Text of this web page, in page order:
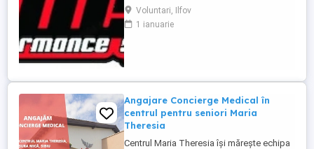
Cerinte:Foarte bune abilitati de
comunicare, Limba engleza nivel mediu
(scris vorbit), Experienta in utilizare PC
Voluntari, Ilfov
1 ianuarie
Angajare Concierge Medical în
centrul pentru seniori Maria
Theresia
Centrul Maria Theresia își mărește echipa